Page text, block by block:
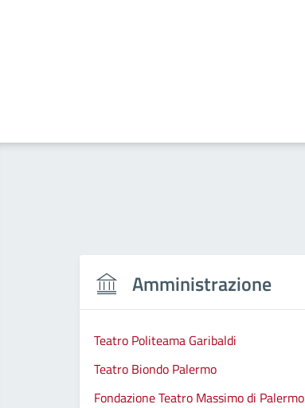
Amministrazione
Teatro Politeama Garibaldi
Teatro Biondo Palermo
Fondazione Teatro Massimo di Palermo